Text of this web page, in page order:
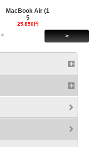
MacBook Air (1
5
25,850円
>